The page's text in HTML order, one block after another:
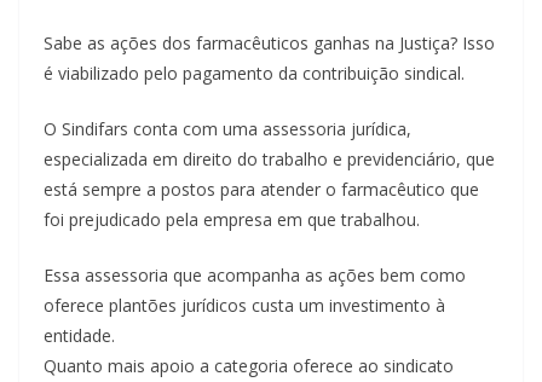
Sabe as ações dos farmacêuticos ganhas na Justiça? Isso
é viabilizado pelo pagamento da contribuição sindical.
O Sindifars conta com uma assessoria jurídica,
especializada em direito do trabalho e previdenciário, que
está sempre a postos para atender o farmacêutico que
foi prejudicado pela empresa em que trabalhou.
Essa assessoria que acompanha as ações bem como
oferece plantões jurídicos custa um investimento à
entidade.
Quanto mais apoio a categoria oferece ao sindicato